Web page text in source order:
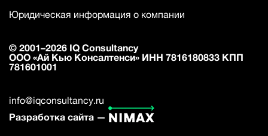
Юридическая информация о компании
© 2001–2026 IQ Consultancy
ООО «Ай Кью Консалтенси» ИНН 7816180833 КПП
781601001
info@iqconsultancy.ru
Разработка сайта —